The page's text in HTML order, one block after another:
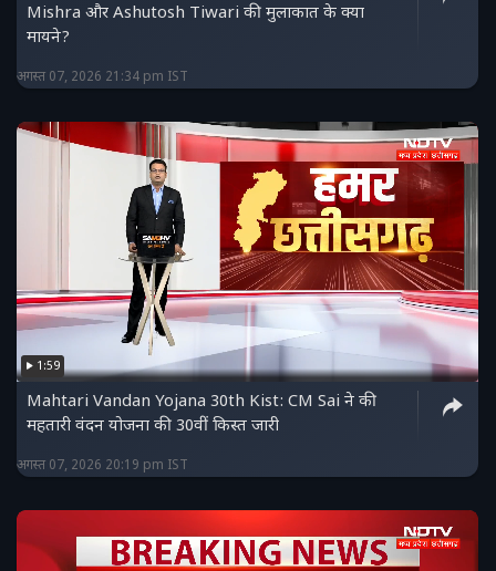
Mishra और Ashutosh Tiwari की मुलाकात के क्या
मायने?
अगस्त 07, 2026 21:34 pm IST
1:59
Mahtari Vandan Yojana 30th Kist: CM Sai ने की
महतारी वंदन योजना की 30वीं किस्त जारी
अगस्त 07, 2026 20:19 pm IST